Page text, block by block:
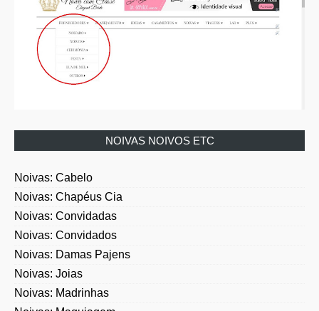
Noivas: Chapéus Cia
Noivas: Convidadas
Noivas: Convidados
Noivas: Damas Pajens
Noivas: Joias
Noivas: Madrinhas
Noivas: Maquiagem